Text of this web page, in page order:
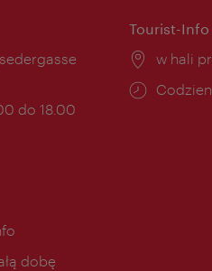
do 18.00
Tourist-Info
Miejsce:
w hali
Godziny
dobę